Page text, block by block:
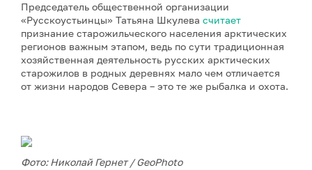
Председатель общественной организации
«Русскоустьинцы» Татьяна Шкулева считает
признание старожильческого населения арктических
регионов важным этапом, ведь по сути традиционная
хозяйственная деятельность русских арктических
старожилов в родных деревнях мало чем отличается
от жизни народов Севера – это те же рыбалка и охота.
Фото: Николай Гернет / GeoPhoto